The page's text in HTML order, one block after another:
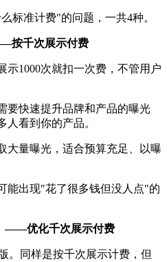
标准计费"的问题，一共4种。
按千次展示付费
示1000次就扣一次费，不管用户
要快速提升品牌和产品的曝光
人看到你的产品。
大量曝光，适合预算充足、以曝
能出现"花了很多钱但没人点"的
——优化千次展示付费
。同样是按千次展示计费，但